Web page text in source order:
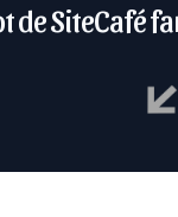
de SiteCafé